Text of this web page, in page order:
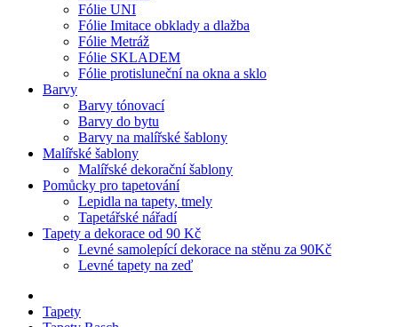
Fólie UNI
Fólie Imitace obklady a dlažba
Fólie Metráž
Fólie SKLADEM
Fólie protisluneční na okna a sklo
Barvy
Barvy tónovací
Barvy do bytu
Barvy na malířské šablony
Malířské šablony
Malířské dekorační šablony
Pomůcky pro tapetování
Lepidla na tapety, tmely
Tapetářské nářadí
Tapety a dekorace od 90 Kč
Levné samolepící dekorace na stěnu za 90Kč
Levné tapety na zeď
Tapety